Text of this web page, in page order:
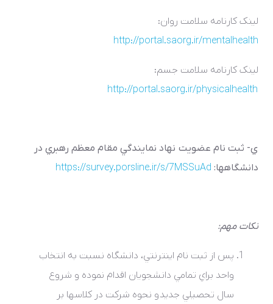
لينک کارنامه سلامت روان:
http://portal.saorg.ir/mentalhealth
لينک کارنامه سلامت جسم:
http://portal.saorg.ir/physicalhealth
ي- ثبت نام عضويت نهاد نمايندگي مقام معظم رهبري در
دانشگاهها: https://survey.porsline.ir/s/7MSSuAd
نکات مهم:
پس از ثبت­ نام اينترنتي، دانشگاه نسبت به انتخاب
واحد براي تمامي دانشجويان اقدام نموده و شروع
سال تحصيلي جديد و نحوه شرکت در کلاسها بر